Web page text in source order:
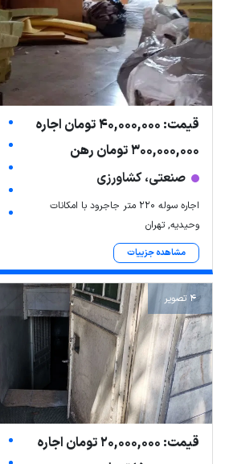
قیمت: 40,000,000 تومان اجاره
300,000,000 تومان رهن
صنعتی، کشاورزی
اجاره سوله 220 متر جاجرود با امکانات
وحیدیه, تهران
مشاهده جزییات
4 تصویر
قیمت: 20,000,000 تومان اجاره